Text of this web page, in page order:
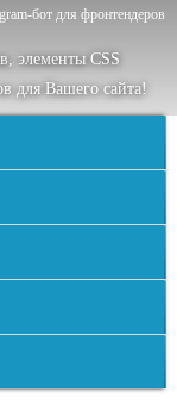
бот для фронтендеров
, элементы CSS
для Вашего сайта!